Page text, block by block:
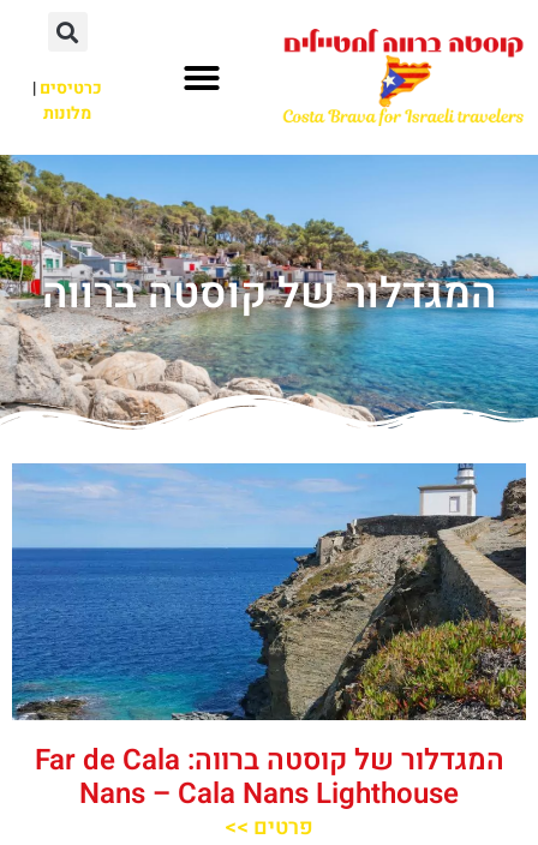
כרטיסים|
מלונות
המגדלור של קוסטה ברווה
המגדלור של קוסטה ברווה: ‪‪Far de Cala
Nans – Cala Nans Lighthouse‬‬
פרטים >>